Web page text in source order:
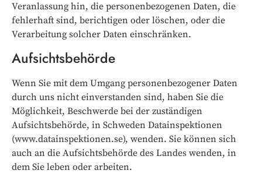
Veranlassung hin, die personenbezogenen Daten, die
fehlerhaft sind, berichtigen oder löschen, oder die
Verarbeitung solcher Daten einschränken.
Aufsichtsbehörde
Wenn Sie mit dem Umgang personenbezogener Daten
durch uns nicht einverstanden sind, haben Sie die
Möglichkeit, Beschwerde bei der zuständigen
Aufsichtsbehörde, in Schweden Datainspektionen
(www.datainspektionen.se), wenden. Sie können sich
auch an die Aufsichtsbehörde des Landes wenden, in
dem Sie leben oder arbeiten.